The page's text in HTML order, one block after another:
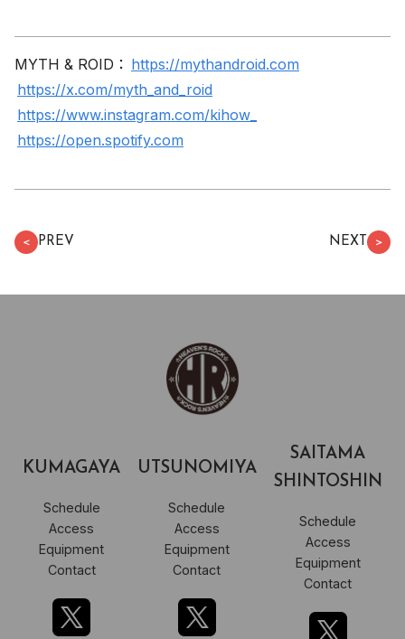
MYTH & ROID： https://mythandroid.com
https://x.com/myth_and_roid
https://www.instagram.com/kihow_
https://open.spotify.com
＜ PREV NEXT ＞
KUMAGAYA
Schedule
Access
Equipment
Contact
UTSUNOMIYA
Schedule
Access
Equipment
Contact
SAITAMA
SHINTOSHIN
Schedule
Access
Equipment
Contact